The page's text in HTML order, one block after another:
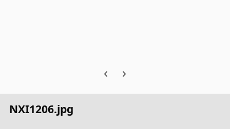
Previous carousel slide
Next carousel slide
NXI1206.jpg